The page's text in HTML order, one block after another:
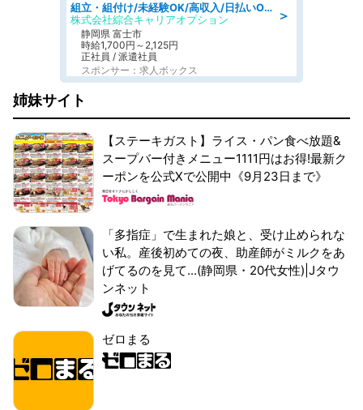
＞
組立・組付け/未経験OK/高収入/日払いOK/交替制/20・30・40代活躍中
株式会社綜合キャリアオプション
静岡県 富士市
時給1,700円～2,125円
正社員 / 派遣社員
スポンサー：求人ボックス
姉妹サイト
【ステーキガスト】ライス・パン食べ放題&
スープバー付きメニュー1111円はお得!最新ク
ーポンを公式Xで公開中《9月23日まで》
「多指症」で生まれた娘と、受け止められな
い私。産後初めての夜、助産師がミルクをあ
げてるのを見て...(静岡県・20代女性)|Jタウ
ンネット
ゼロまる